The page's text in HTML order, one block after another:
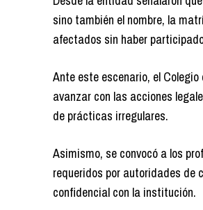
sino también el nombre, la
afectados sin haber
Ante este escenario, el
avanzar con las acciones
de prácticas irregulares.
Asimismo, se convocó a los
requeridos por autoridades de
confidencial con la institución.